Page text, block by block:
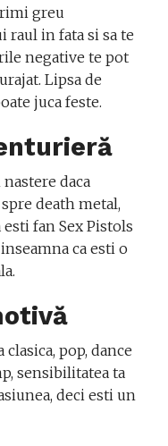
greu
raul in fata si sa te
negative te pot
Lipsa de
juca feste.
daca
death metal,
fan Sex Pistols
ca esti o
pop, dance
sensibilitatea ta
deci esti un